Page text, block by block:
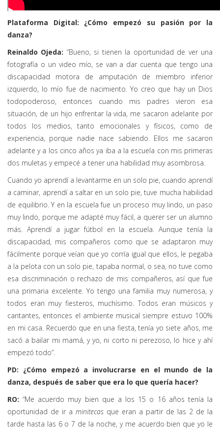
Plataforma Digital: ¿Cómo empezó su pasión por la
danza?
Reinaldo Ojeda: “Bueno, si tienen la oportunidad de ver una
fotografía o un video mío, se van a dar cuenta que tengo una
discapacidad motora de amputación de miembro inferior
izquierdo, lo mío fue de nacimiento. Yo creo que hay un Dios
todopoderoso, entonces cuando mis padres vieron esa
situación, de un hijo enfrentar la vida, me sacaron adelante por
todos los medios, tanto emocionales y físicos, como de
experiencia, porque nadie nace sabiendo. Ellos me sacaron
adelante y a los cinco años ya iba a la escuela con mis primeras
dos muletas y empecé a tener una habilidad muy asombrosa.
Cuando yo aprendí a levantarme en un solo pie, cuando aprendí
a caminar, aprendí a saltar en un solo pie, tuve mucha habilidad
de equilibrio. Y en la escuela fue un proceso muy lindo, un paso
muy lindo, porque me adapté muy fácil, a querer ser un alumno
más. Aprendí a jugar fútbol en la escuela. Aunque tenía la
discapacidad, mis compañeros como que se adaptaron muy
fácilmente porque veían que yo corría igual que ellos, le pegaba
a la pelota con un solo pie, tapaba normal, o sea, no tuve como
esa discriminación o rechazo de mis compañeros, así que fue
una primaria excelente. Yo tengo una familia muy numerosa, y
todos eran muy fiesteros, muchísimo. Todos eran músicos y
cantantes, entonces el ambiente musical siempre estuvo 100%
en mi casa. Recuerdo que en una fiesta, tenía yo siete años, me
sacó a bailar mi mamá, y yo, ni corto ni perezoso, lo hice y ahí
empezó todo”.
PD: ¿Cómo empezó a involucrarse en el mundo de la
danza, después de saber que era lo que quería hacer?
RO:“Me acuerdo muy bien que a los 15 o 16 años tenía la
oportunidad de ir a minitecas que eran a partir de las 2 de la
tarde hasta las 6 o 7 de la noche, y me acuerdo bien que yo le